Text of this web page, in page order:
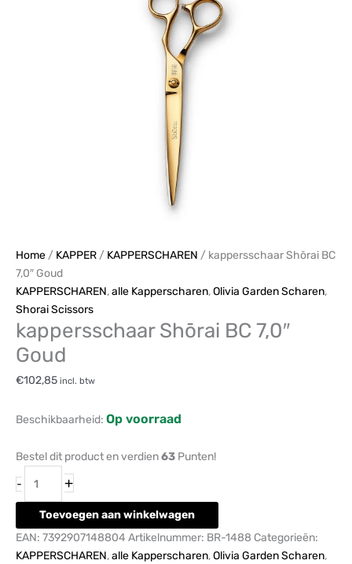
Home / KAPPER / KAPPERSCHAREN / kappersschaar Shōrai BC
7,0″ Goud
KAPPERSCHAREN,alle Kapperscharen,Olivia Garden Scharen,
Shorai Scissors
kappersschaar Shōrai BC 7,0″
Goud
€102,85 incl. btw
Beschikbaarheid: Op voorraad
Bestel dit product en verdien63 Punten!
- +
Toevoegen aan winkelwagen
EAN: 7392907148804 Artikelnummer: BR-1488 Categorieën:
KAPPERSCHAREN,alle Kapperscharen,Olivia Garden Scharen,